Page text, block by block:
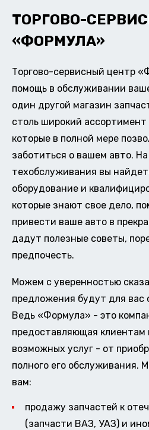
ТОРГОВО-
«ФОРМУЛА»
Торгово-сервисный центр
помощь в обслуживании
один другой магазин
столь широкий ассортимент
которые в полной мере
заботиться о вашем авто.
техобслуживания вы
оборудование и
которые знают свое дело,
привести ваше авто в
дадут полезные советы,
предпочесть.
Можем с уверенностью
предложения будут для вас
Ведь «Формула» - это
предоставляющая клиентам
возможных услуг - от
полного его обслуживания.
вам:
продажу запчастей к
(запчасти ВАЗ, УАЗ) и